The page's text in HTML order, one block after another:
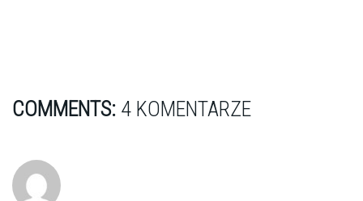
COMMENTS: 4 KOMENTARZE